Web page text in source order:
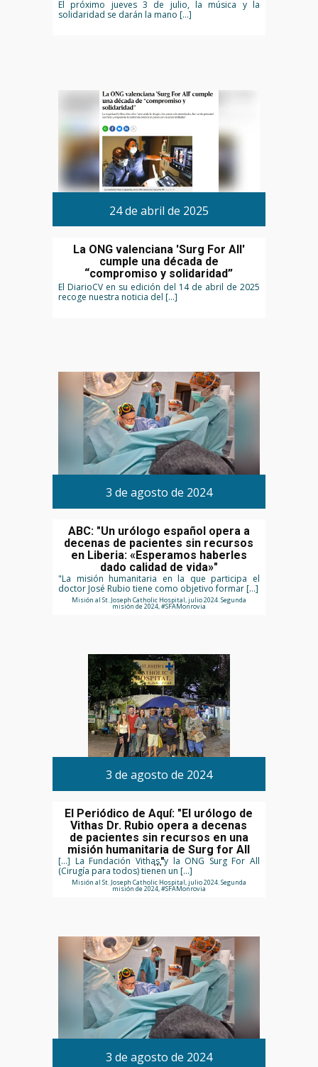
El próximo jueves 3 de julio, la música y la
solidaridad se darán la mano […]
24 de abril de 2025
La ONG valenciana 'Surg For All'
cumple una década de
“compromiso y solidaridad”
El DiarioCV en su edición del 14 de abril de 2025
recoge nuestra noticia del […]
3 de agosto de 2024
ABC: "Un urólogo español opera a
decenas de pacientes sin recursos
en Liberia: «Esperamos haberles
dado calidad de vida»"
"La misión humanitaria en la que participa el
doctor José Rubio tiene como objetivo formar […]
Misión al St. Joseph Catholic Hospital, julio 2024. Segunda
misión de 2024, #SFAMonrovia
3 de agosto de 2024
El Periódico de Aquí: "El urólogo de
Vithas Dr. Rubio opera a decenas
de pacientes sin recursos en una
misión humanitaria de Surg for All
..."
[...] La Fundación Vithas y la ONG Surg For All
(Cirugía para todos) tienen un […]
Misión al St. Joseph Catholic Hospital, julio 2024. Segunda
misión de 2024, #SFAMonrovia
3 de agosto de 2024